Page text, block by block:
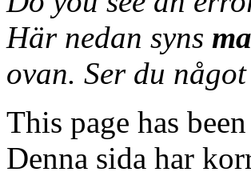
Här nedan syns
ovan. Ser du
This page has
Denna sida har